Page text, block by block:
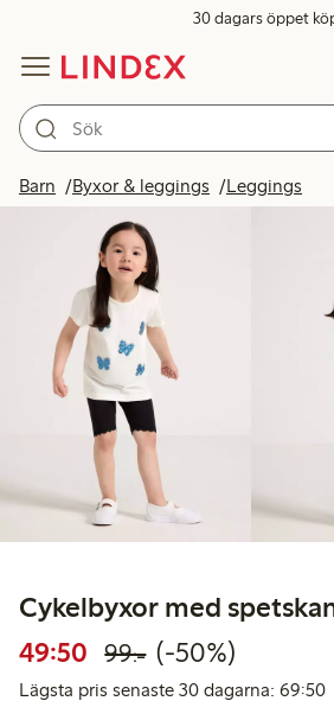
30 dagars öppet
Barn Byxor & leggings Leggings
Cykelbyxor med
49:50 Rabatterat pris:
99:-Ordinarie pris:
50% rabatt
(-50%)
Lägsta pris senaste 30 dagarna: 69:50